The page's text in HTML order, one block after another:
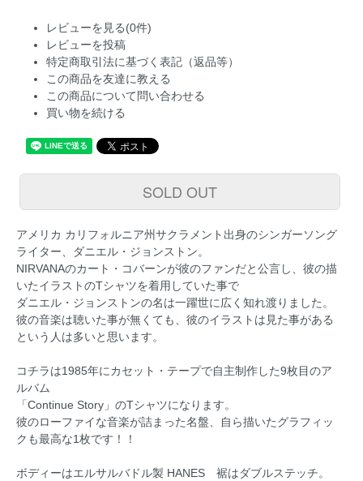
レビューを見る(0件)
レビューを投稿
特定商取引法に基づく表記（返品等）
この商品を友達に教える
この商品について問い合わせる
買い物を続ける
SOLD OUT
アメリカ カリフォルニア州サクラメント出身のシンガーソング
ライター、ダニエル・ジョンストン。
NIRVANAのカート・コバーンが彼のファンだと公言し、彼の描
いたイラストのTシャツを着用していた事で
ダニエル・ジョンストンの名は一躍世に広く知れ渡りました。
彼の音楽は聴いた事が無くても、彼のイラストは見た事がある
という人は多いと思います。
コチラは1985年にカセット・テープで自主制作した9枚目のア
ルバム
「Continue Story」のTシャツになります。
彼のローファイな音楽が詰まった名盤、自ら描いたグラフィッ
クも最高な1枚です！！
ボディーはエルサルバドル製 HANES 裾はダブルステッチ。